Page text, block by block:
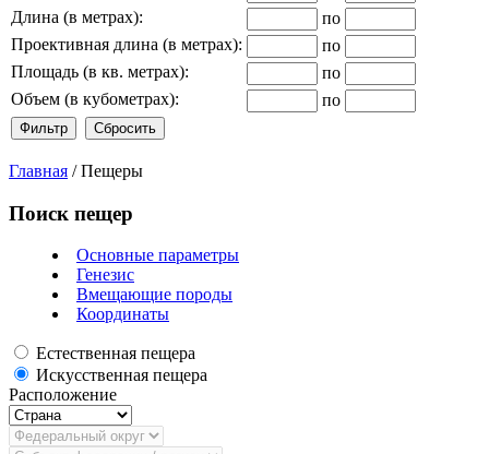
Длина (в метрах):
по
Проективная длина (в метрах):
по
Площадь (в кв. метрах):
по
Объем (в кубометрах):
по
Главная / Пещеры
Поиск пещер
Основные параметры
Генезис
Вмещающие породы
Координаты
Естественная пещера
Искусственная пещера
Расположение